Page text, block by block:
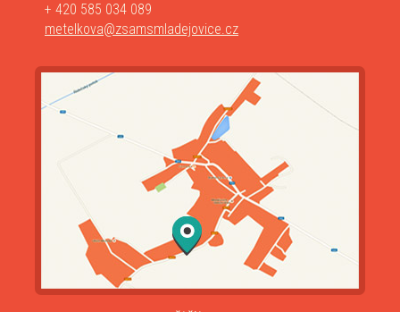
+ 420 585 034 089
metelkova@zsamsmladejovice.cz